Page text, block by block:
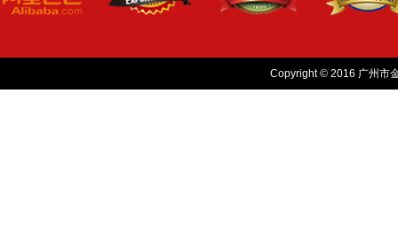
Copyright © 2016 广州市